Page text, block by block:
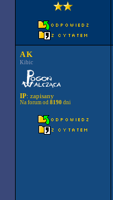
A K
Kibic
IP: zapisany
Na forum od 8190dni